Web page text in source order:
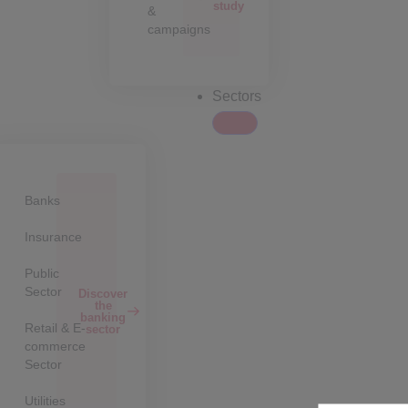
&
campaigns
study
Sectors
Banks
Insurance
Public
Sector
Retail & E-
commerce
Sector
Utilities
Discover
the
banking
sector